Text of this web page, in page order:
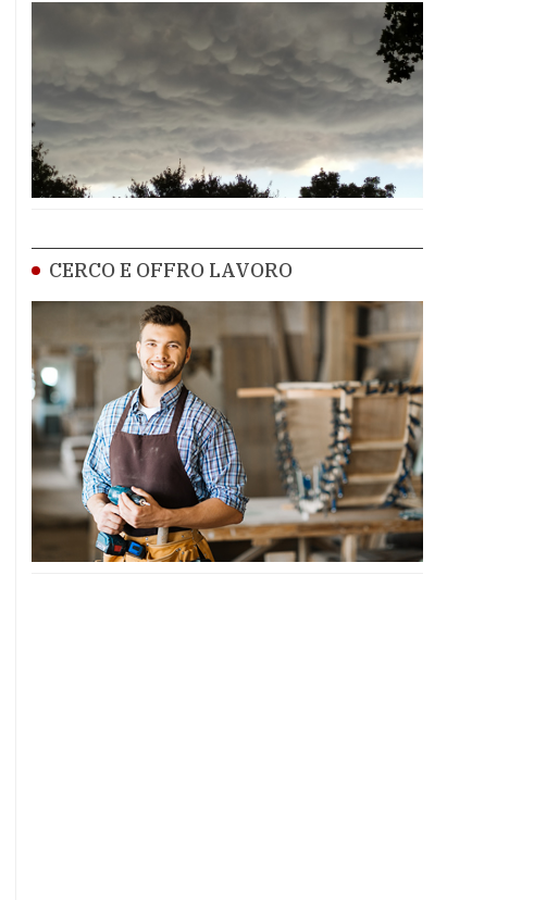
CERCO E OFFRO LAVORO